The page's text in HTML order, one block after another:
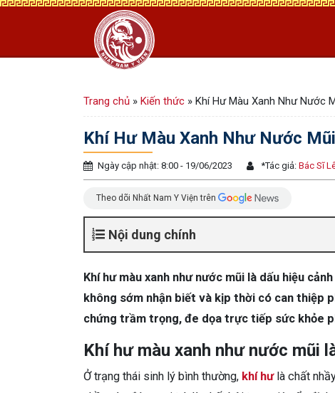
Trang chủ » Kiến thức » Khí Hư Màu Xanh Như Nước
Khí Hư Màu Xanh Như Nước
Ngày cập nhật: 8:00 - 19/06/2023 *Tác giả: Bác Sĩ
Theo dõi Nhất Nam Y Viện trên
Nội dung chính
Khí hư màu xanh như nước mũi là dấu hiệu
không sớm nhận biết và kịp thời có can thiệp
chứng trầm trọng, đe dọa trực tiếp sức khỏe
Khí hư màu xanh như nước mũi
Ở trạng thái sinh lý bình thường, khí hưlà chất